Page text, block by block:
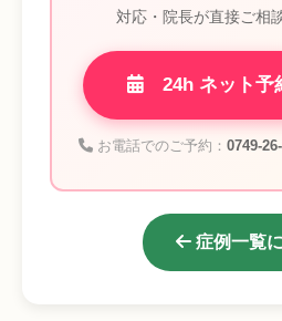
対応・院長が直接ご相
24h ネット予
お電話でのご予約： 0749-
症例一覧